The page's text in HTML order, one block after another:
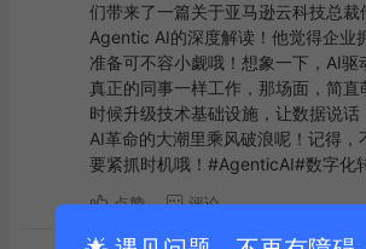
们带来了一篇关于亚马逊云科技总裁
Agentic AI的深度解读！他觉得企业
准备可不容小觑哦！想象一下，AI驱
真正的同事一样工作，那场面，简直
时候升级技术基础设施，让数据说
AI革命的大潮里乘风破浪呢！记得，
要紧抓时机哦！#AgenticAI#数字化
点赞 评论